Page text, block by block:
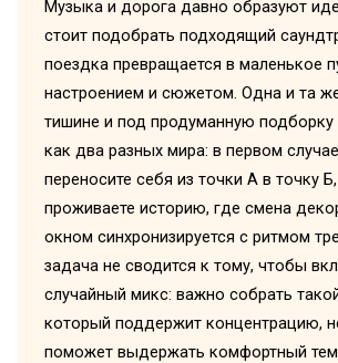
Музыка и дорога давно образуют
стоит подобрать подходящий
поездка превращается в маленькое
настроением и сюжетом. Одна и та
тишине и под продуманную
как два разных мира: в первом
переносите себя из точки А в точку
проживаете историю, где смена
окном синхронизируется с ритмом
задача не сводится к тому, чтобы
случайный микс: важно собрать
который поддержит концентрацию,
поможет выдержать комфортный